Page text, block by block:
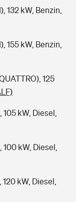
132 kW, Benzin,
155 kW, Benzin,
125
kW, Diesel,
100 kW, Diesel,
kW, Diesel,